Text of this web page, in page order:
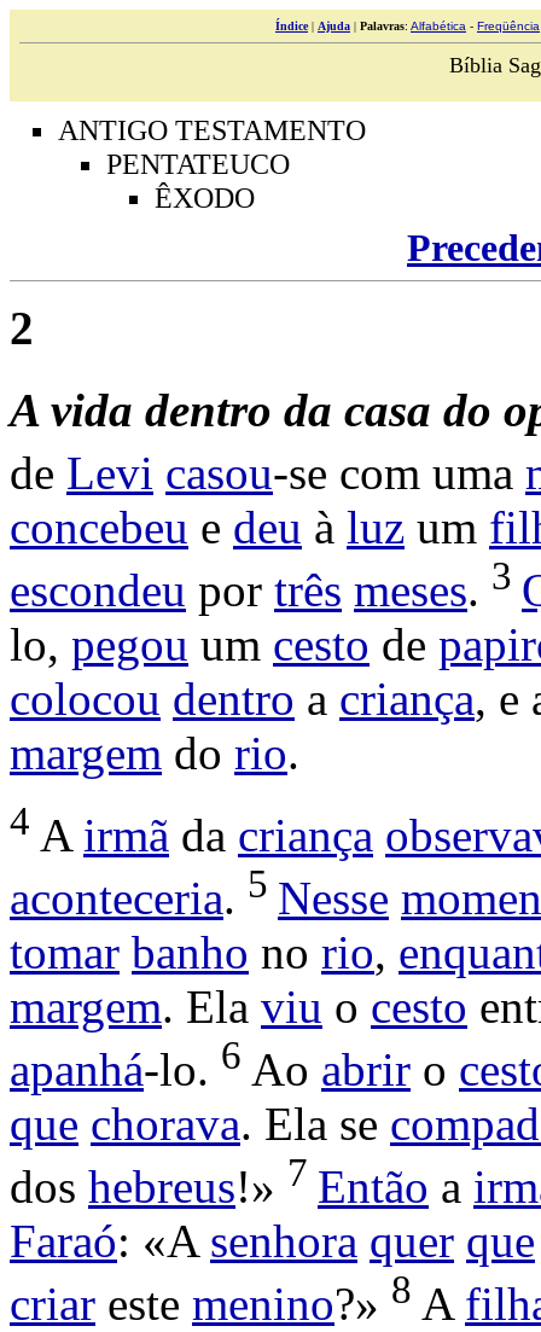
Índice| Ajuda | Palavras: Alfabética - Freqüência
Bíblia
ANTIGO TESTAMENTO
PENTATEUCO
ÊXODO
2
A vida dentro da casa do
de Levi casou-se com uma
concebeu e deu à luz um
escondeu por três meses. 3
lo, pegou um cesto de
colocou dentro a criança, e
margem do rio.
4 A irmã da criança
aconteceria. 5 Nesse
tomar banho no rio,
margem. Ela viu o cesto
apanhá-lo. 6 Ao abrir o
que chorava. Ela se
dos hebreus!» 7 Então a
Faraó: «A senhora quer que
criar este menino?» 8 A